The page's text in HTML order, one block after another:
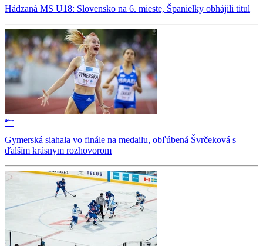
Hádzaná MS U18: Slovensko na 6. mieste, Španielky obhájili titul
Gymerská siahala vo finále na medailu, obľúbená Švrčeková s
ďalším krásnym rozhovorom